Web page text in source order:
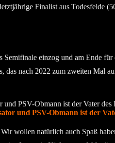
Finalist aus Todesfelde
einzog und am Ende
das nach 2022 zum zweiten
und PSV-Obmann ist der
wollen natürlich auch Spaß